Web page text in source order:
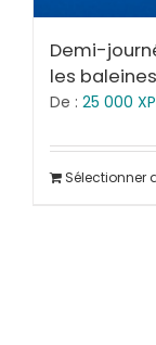
Demi-
les
De : 25 000
Sélectionner